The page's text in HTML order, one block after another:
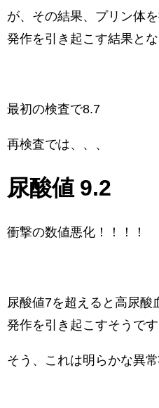
が、その結果、プリン体
発作を引き起こす結果とな
最初の検査で8.7
再検査では、、、
尿酸値 9.2
衝撃の数値悪化！！！！
尿酸値7を超えると高尿酸
発作を引き起こすそうです
そう、これは明らかな異常